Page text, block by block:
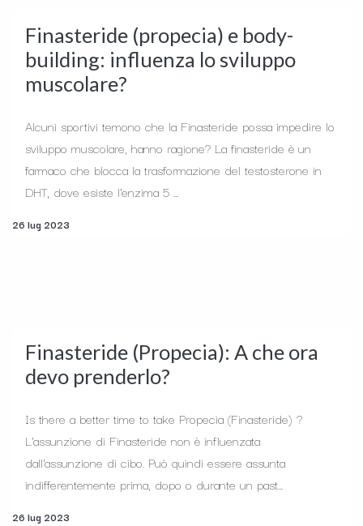
Finasteride (propecia) e body-
building: influenza lo sviluppo
muscolare?
Alcuni sportivi temono che la Finasteride possa impedire lo
sviluppo muscolare, hanno ragione? La finasteride è un
farmaco che blocca la trasformazione del testosterone in
DHT, dove esiste l'enzima 5 ...
26 lug 2023
Finasteride (Propecia): A che ora
devo prenderlo?
Is there a better time to take Propecia (Finasteride) ?
L'assunzione di Finasteride non è influenzata
dall'assunzione di cibo. Può quindi essere assunta
indifferentemente prima, dopo o durante un past...
26 lug 2023